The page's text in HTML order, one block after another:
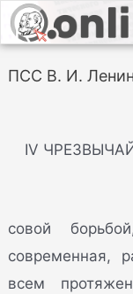
ПСС В. И.
IV
совой
современная,
всем